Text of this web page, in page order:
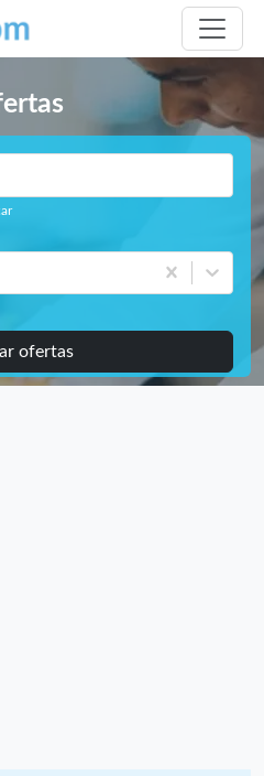
ofertas